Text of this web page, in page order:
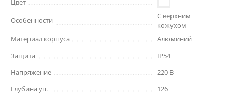
Цвет
Особенности
С верхним
кожухом
Материал корпуса
Алюминий
Защита
IP54
Напряжение
220 В
Глубина уп.
126